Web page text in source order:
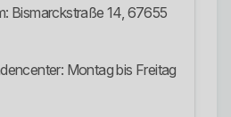
Bismarckstraße 14, 67655
Montag bis Freitag